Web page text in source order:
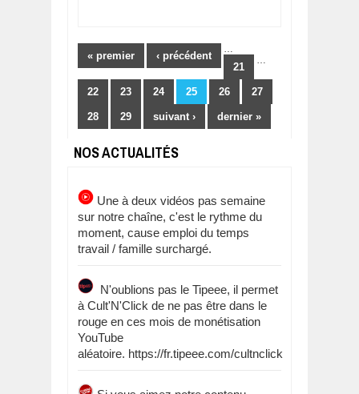
« premier ‹ précédent
…
21
22 23 24 25 26 27
28 29
…
suivant › dernier »
NOS ACTUALITÉS
Une à deux vidéos pas semaine
sur notre chaîne, c'est le rythme du
moment, cause emploi du temps
travail / famille surchargé.
N'oublions pas le Tipeee, il permet
à Cult'N'Click de ne pas être dans le
rouge en ces mois de monétisation
YouTube
aléatoire. https://fr.tipeee.com/cultnclick